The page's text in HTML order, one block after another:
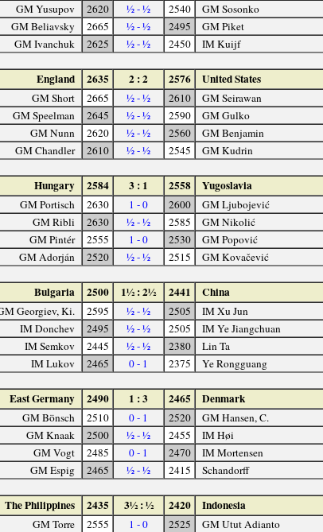
GM Yusupov
2620 ½ - ½ 2540
GM Sosonko
GM Beliavsky
2665 ½ - ½ 2495
GM Piket
GM Ivanchuk
2625 ½ - ½ 2450 IM Kuijf
England 2635 2 : 2 2576 United States
GM Short 2665 ½ - ½ 2610
GM Seirawan
GM Speelman
2645 ½ - ½ 2590
GM Gulko
GM Nunn
2620 ½ - ½ 2560
GM Benjamin
GM Chandler
2610 ½ - ½ 2545 GM Kudrin
Hungary 2584 3 : 1 2558 Yugoslavia
GM Portisch 2630 1 - 0 2600
GM Ljubojević
GM Ribli
2630 ½ - ½ 2585
GM Nikolić
GM Pintér
2555 1 - 0 2530
GM Popović
GM Adorján
2520 ½ - ½ 2515 GM Kovačević
Bulgaria 2500 1½ : 2½ 2441 China
Georgiev, Ki. 2595 ½ - ½ 2505
IM Xu Jun
IM Donchev
2495 ½ - ½ 2505
IM Ye Jiangchuan
IM Semkov
2445 ½ - ½ 2380
Lin Ta
IM Lukov
2465 0 - 1 2375 Ye Rongguang
East Germany 2490 1 : 3 2465 Denmark
GM Bönsch 2510 0 - 1 2520
GM Hansen, C.
GM Knaak
2500 ½ - ½ 2455
IM Høi
GM Vogt
2485 0 - 1 2470
IM Mortensen
GM Espig
2465 ½ - ½ 2415 Schandorff
The Philippines 2435 3½ : ½ 2420 Indonesia
GM Torre 2555 1 - 0 2525
GM Utut Adianto